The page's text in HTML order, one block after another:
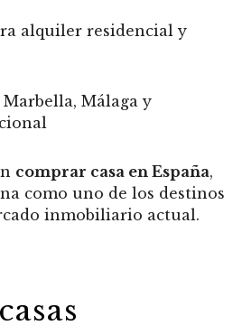
alquiler residencial y
Málaga y
comprar casa en España,
como uno de los destinos
inmobiliario actual.